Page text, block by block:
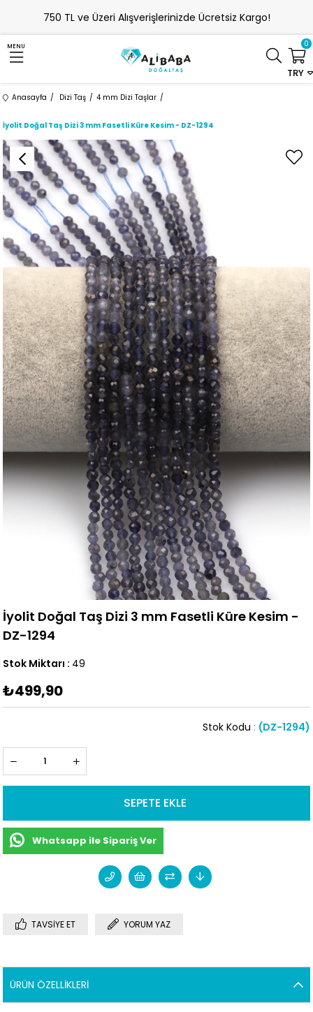
750 TL ve Üzeri Alışverişlerinizde Ücretsiz Kargo!
MENU
TRY
0
Anasayfa Dizi Taş 4 mm Dizi Taşlar
İyolit Doğal Taş Dizi 3 mm Fasetli Küre Kesim - DZ-1294
İyolit Doğal Taş Dizi 3 mm Fasetli Küre Kesim -
DZ-1294
Stok Miktarı : 49
₺499,90
(DZ-1294)
Stok Kodu
Whatsapp ile Sipariş Ver
TAVSIYE ET YORUM YAZ
ÜRÜN ÖZELLIKLERI